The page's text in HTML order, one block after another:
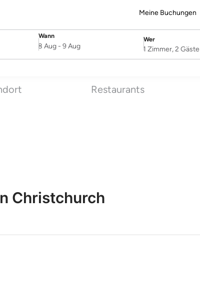
Meine Buchungen
Wann
SelectDate
8 Aug- 9 Aug
Wer
Username
1 Zimmer, 2 Gäste
Restaurants
Christchurch